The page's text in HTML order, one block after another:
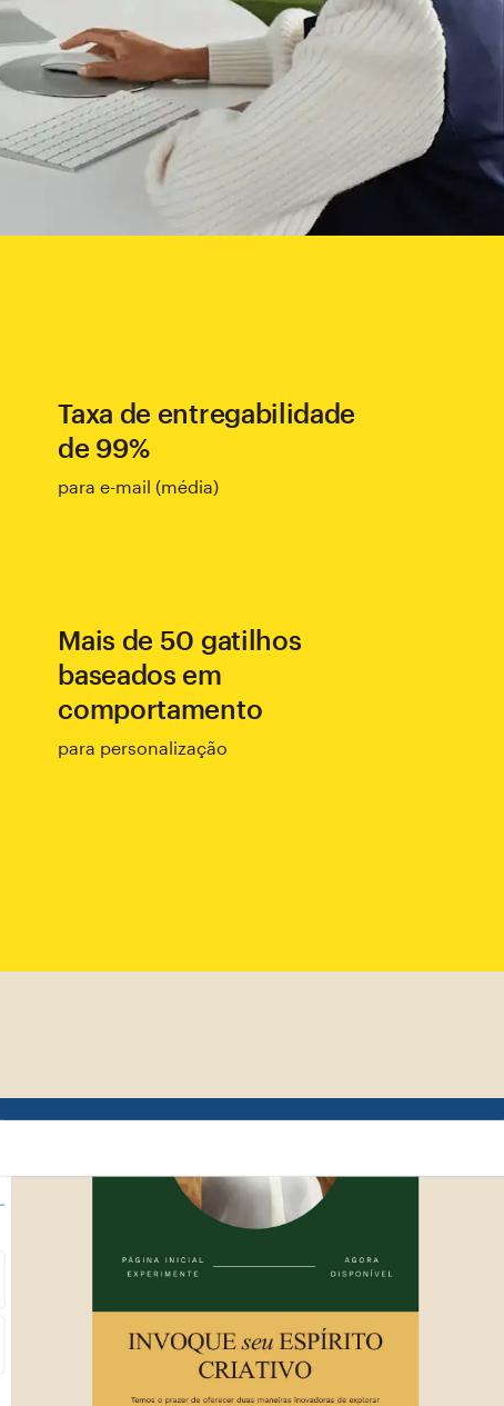
Taxa de entregabilidade
de 99%
para e-mail (média)
Mais de 50 gatilhos
baseados em
comportamento
para personalização